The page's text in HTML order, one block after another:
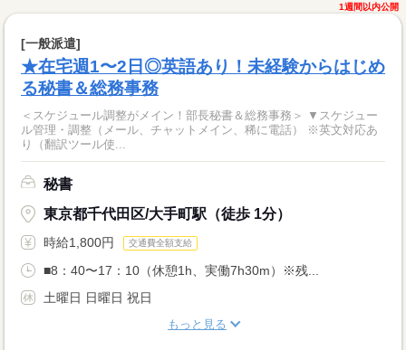
1週間以内公開
[一般派遣]
★在宅週1〜2日◎英語あり！未経験からはじめ
る秘書＆総務事務
＜スケジュール調整がメイン！部長秘書＆総務事務＞ ▼スケジュー
ル管理・調整（メール、チャットメイン、稀に電話） ※英文対応あ
り（翻訳ツール使...
秘書
東京都千代田区/大手町駅（徒歩 1分）
時給1,800円 交通費全額支給
■8：40〜17：10（休憩1h、実働7h30m）※残...
土曜日 日曜日 祝日
もっと見る